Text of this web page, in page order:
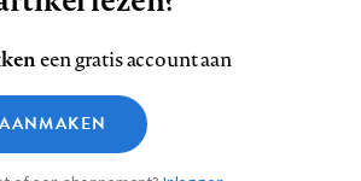
ons
op
InstagramYouTube
Disclaimer Privacy
Medische vragen verdienen
betrouwbare antwoorden
een gratis account aan